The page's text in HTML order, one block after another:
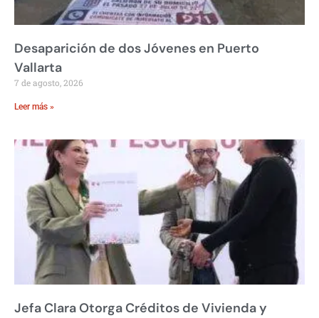
Desaparición de dos Jóvenes en Puerto
Vallarta
7 de agosto, 2026
Leer más »
Jefa Clara Otorga Créditos de Vivienda y